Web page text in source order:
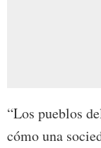
“Los pueblos
cómo una